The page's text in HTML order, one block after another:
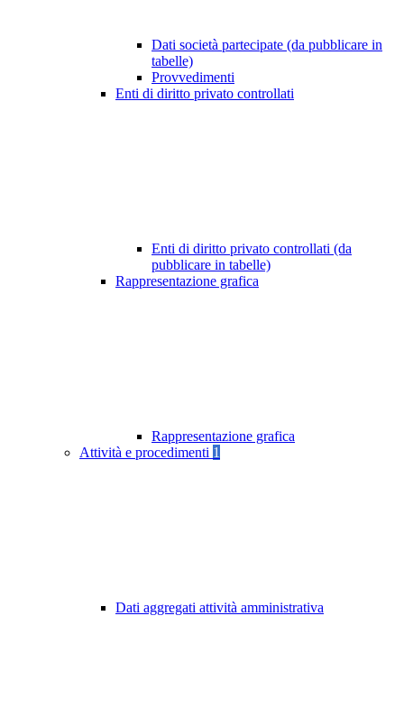
Dati società partecipate (da pubblicare in
tabelle)
Provvedimenti
Enti di diritto privato controllati
Enti di diritto privato controllati (da
pubblicare in tabelle)
Rappresentazione grafica
Rappresentazione grafica
Attività e procedimenti 1
Dati aggregati attività amministrativa